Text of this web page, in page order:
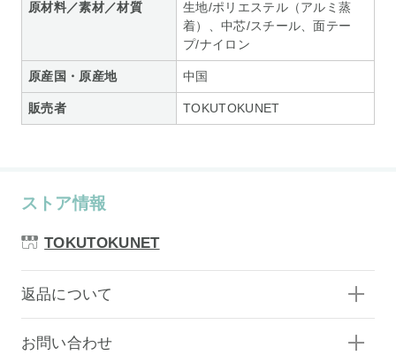
原材料／素材／材質
生地/ポリエステル（アルミ蒸
着）、中芯/スチール、面テー
プ/ナイロン
原産国・原産地 中国
販売者 TOKUTOKUNET
ストア情報
TOKUTOKUNET
返品について
お問い合わせ